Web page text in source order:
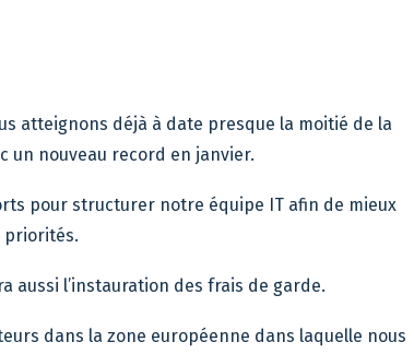
atteignons déjà à date presque la moitié de la
un nouveau record en janvier.
pour structurer notre équipe IT afin de mieux
priorités.
aussi l’instauration des frais de garde.
dans la zone européenne dans laquelle nous